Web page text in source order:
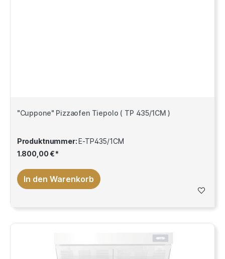
"Cuppone" Pizzaofen Tiepolo ( TP 435/1CM )
Produktnummer:E-TP435/1CM
1.800,00 €*
In den Warenkorb